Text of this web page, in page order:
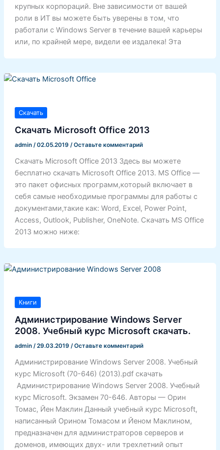
крупных корпораций. Вне зависимости от вашей
роли в ИТ вы можете быть уверены в том, что
работали с Windows Server в течение вашей карьеры
или, по крайней мере, видели ее издалека! Эта
Скачать
Скачать Microsoft Office 2013
admin /02.05.2019 /Оставьте комментарий
Скачать Microsoft Office 2013 Здесь вы можете
бесплатно скачать Microsoft Office 2013. MS Office —
это пакет офисных программ,который включает в
себя самые необходимые программы для работы с
документами,такие как: Word, Excel, Power Point,
Access, Outlook, Publisher, OneNote. Скачать MS Office
2013 можно ниже:
Книги
Администрирование Windows Server
2008. Учебный курс Microsoft скачать.
admin /29.03.2019 /Оставьте комментарий
Администрирование Windows Server 2008. Учебный
курс Microsoft (70-646) (2013).pdf скачать
Администрирование Windows Server 2008. Учебный
курс Microsoft. Экзамен 70-646. Авторы — Орин
Томас, Йен Маклин Данный учебный курс Microsoft,
написанный Орином Томасом и Йеном Маклином,
предназначен для администраторов серверов и
доменов, имеющих двух- или трехлетний опыт